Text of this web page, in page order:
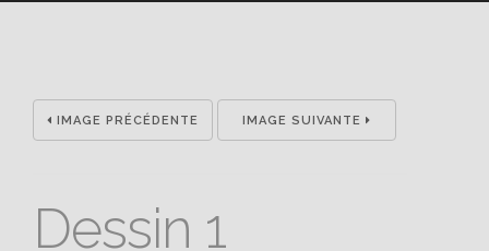
IMAGE PRÉCÉDENTE IMAGE SUIVANTE
Dessin 1